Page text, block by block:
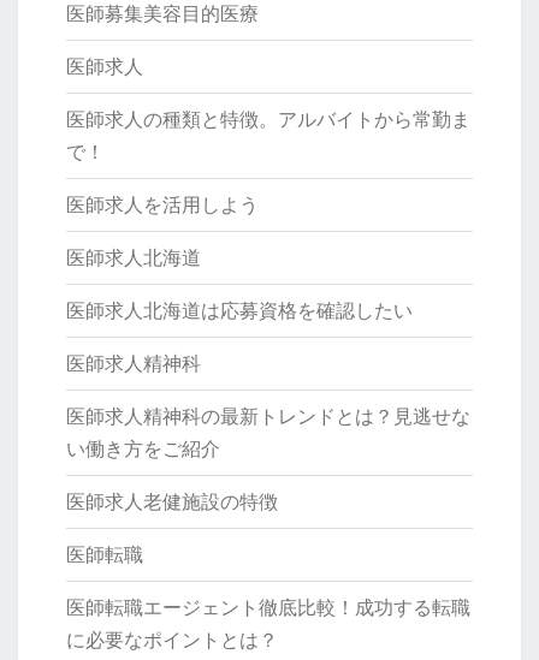
医師募集美容目的医療
医師求人
医師求人の種類と特徴。アルバイトから常勤ま
で！
医師求人を活用しよう
医師求人北海道
医師求人北海道は応募資格を確認したい
医師求人精神科
医師求人精神科の最新トレンドとは？見逃せな
い働き方をご紹介
医師求人老健施設の特徴
医師転職
医師転職エージェント徹底比較！成功する転職
に必要なポイントとは？